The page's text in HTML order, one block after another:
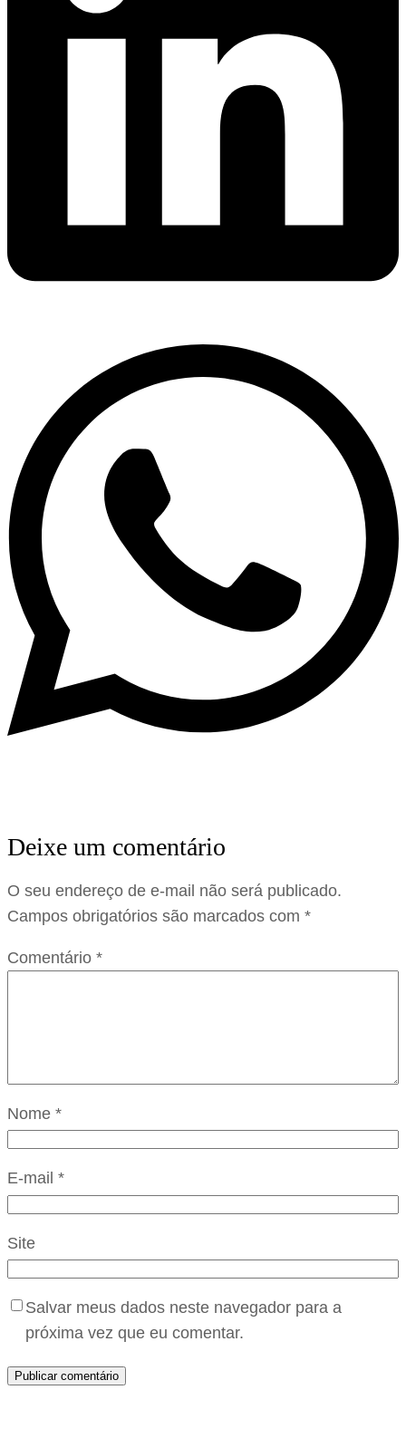
Deixe um comentário
O seu endereço de e-mail não será publicado.
Campos obrigatórios são marcados com *
Comentário *
Nome *
E-mail *
Site
Salvar meus dados neste navegador para a
próxima vez que eu comentar.